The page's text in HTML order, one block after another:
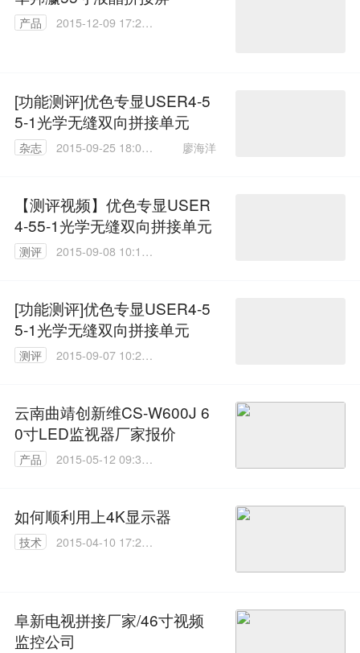
产品
2015-12-09 17:26:
[功能测评]优色专显USER4-5
5-1光学无缝双向拼接单元
杂志
2015-09-25 18:03:
廖海洋
【测评视频】优色专显USER
4-55-1光学无缝双向拼接单元
测评
2015-09-08 10:13:
[功能测评]优色专显USER4-5
5-1光学无缝双向拼接单元
测评
2015-09-07 10:22:
云南曲靖创新维CS-W600J 6
0寸LED监视器厂家报价
产品
2015-05-12 09:35:
如何顺利用上4K显示器
技术
2015-04-10 17:25:
阜新电视拼接厂家/46寸视频
监控公司